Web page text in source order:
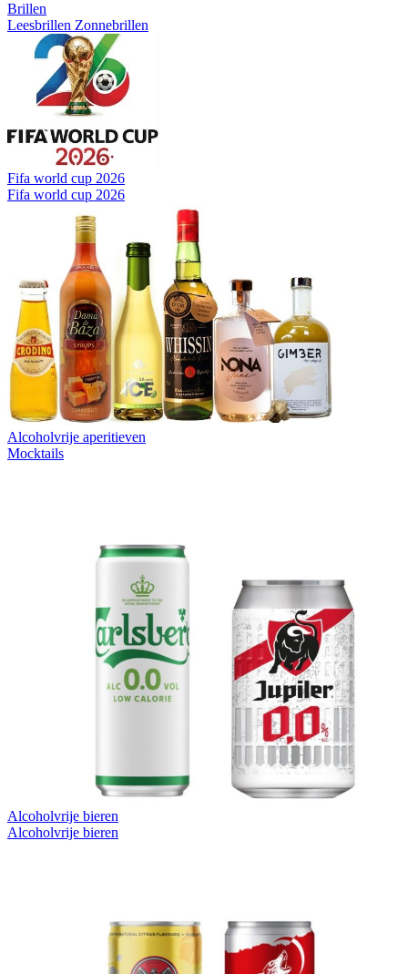
Brillen
Leesbrillen Zonnebrillen
Fifa world cup 2026
Fifa world cup 2026
Alcoholvrije aperitieven
Mocktails
Alcoholvrije bieren
Alcoholvrije bieren